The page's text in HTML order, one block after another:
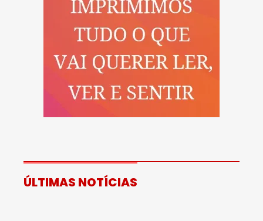
ÚLTIMAS NOTÍCIAS